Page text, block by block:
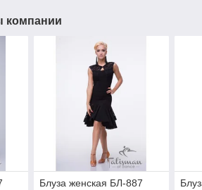
компании
Блуза женская БЛ-887